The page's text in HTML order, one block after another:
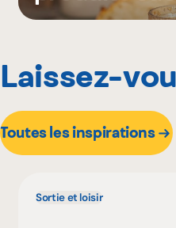
Laissez-
Toutes les inspirations
Sortie et loisir